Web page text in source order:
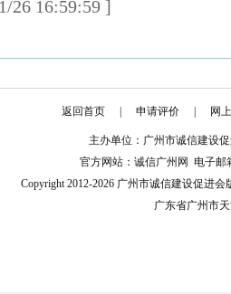
26 16:59:59 ]
返回首页 申请评价 网
主办单位：广州市诚信建设
官方网站：诚信广州网 电子邮
Copyright 2012-2026 广州市诚信建设促进
广东省广州市